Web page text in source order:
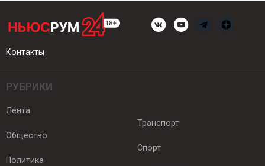
Контакты
РУБРИКИ
Лента
Общество
Политика
Транспорт
Спорт